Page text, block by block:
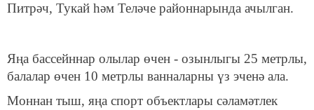
Питрәч, Тукай һәм Теләче районнарында ачылган.
Яңа бассейннар олылар өчен - озынлыгы 25 метрлы,
балалар өчен 10 метрлы ванналарны үз эченә ала.
Моннан тыш, яңа спорт объектлары сәламәтлек